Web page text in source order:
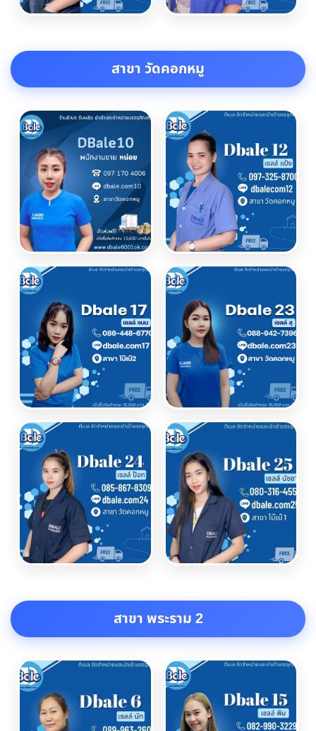
สาขา วัดคอกหมู
สาขา พระราม 2